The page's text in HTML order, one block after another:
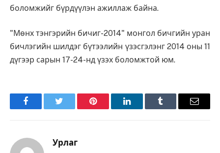
боломжийг бүрдүүлэн ажиллаж байна.
"Мөнх тэнгэрийн бичиг-2014" монгол бичгийн уран
бичлэгийн шилдэг бүтээлийн үзэсгэлэнг 2014 оны 11
дүгээр сарын 17-24-нд үзэх боломжтой юм.
FacebookTwitter Pinterest LinkedInTumblr Имэйл
Урлаг